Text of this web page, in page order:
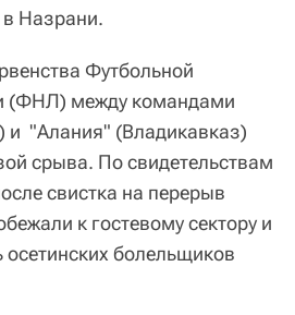
в Назрани.
Футбольной
(ФНЛ) между командами
и "Алания" (Владикавказ)
срыва. По свидетельствам
свистка на перерыв
к гостевому сектору и
болельщиков